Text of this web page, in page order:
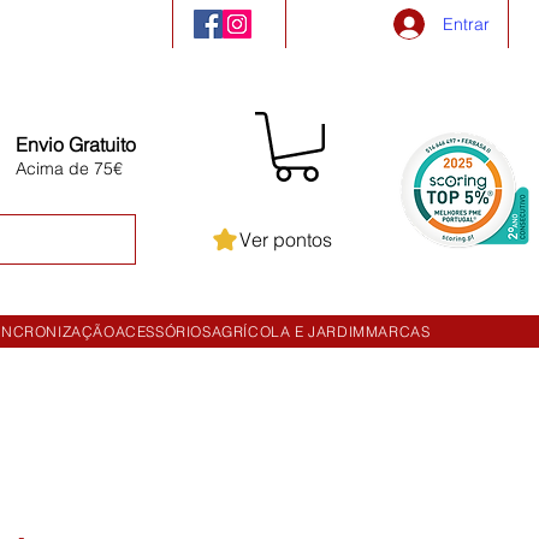
Entrar
Envio Gratuito
Acima de 75€
Ver pontos
ACESSÓRIOSAGRÍCOLA E JARDIM MARCAS